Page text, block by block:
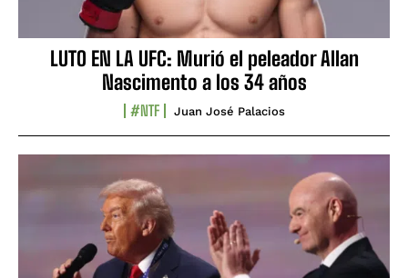
LUTO EN LA UFC: Murió el peleador Allan
Nascimento a los 34 años
#NTF Juan José Palacios